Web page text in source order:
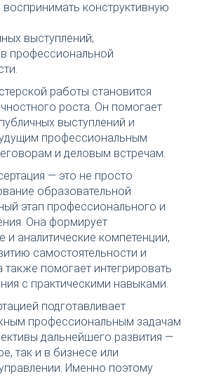
конструктивную
выступлений;
профессиональной
работы становится
роста. Он помогает
выступлений и
профессиональным
и деловым встречам.
— это не просто
образовательной
этап профессионального и
Она формирует
и аналитические компетенции,
самостоятельности и
также помогает интегрировать
с практическими навыками.
подготавливает
профессиональным задачам
дальнейшего развития —
так и в бизнесе или
Именно поэтому